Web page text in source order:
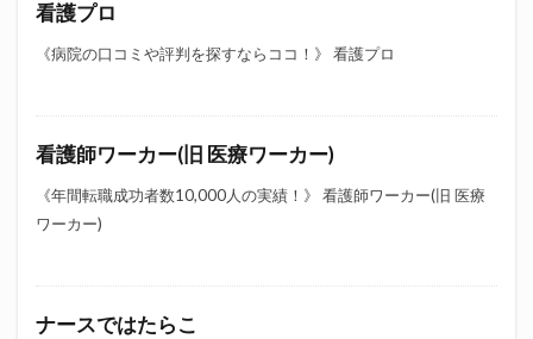
看護プロ
《病院の口コミや評判を探すならココ！》 看護プロ
看護師ワーカー(旧 医療ワーカー)
《年間転職成功者数10,000人の実績！》 看護師ワーカー(旧 医療
ワーカー)
ナースではたらこ